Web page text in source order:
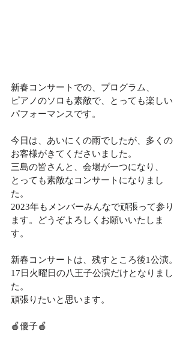
新春コンサートでの、プログラム、
ピアノのソロも素敵で、とっても楽しい
パフォーマンスです。
今日は、あいにくの雨でしたが、多くの
お客様がきてくださいました。
三島の皆さんと、会場が一つになり、
とっても素敵なコンサートになりまし
た。
2023年もメンバーみんなで頑張って参り
ます。どうぞよろしくお願いいたしま
す。
新春コンサートは、残すところ後1公演。
17日火曜日の八王子公演だけとなりまし
た。
頑張りたいと思います。
🍎優子🍎